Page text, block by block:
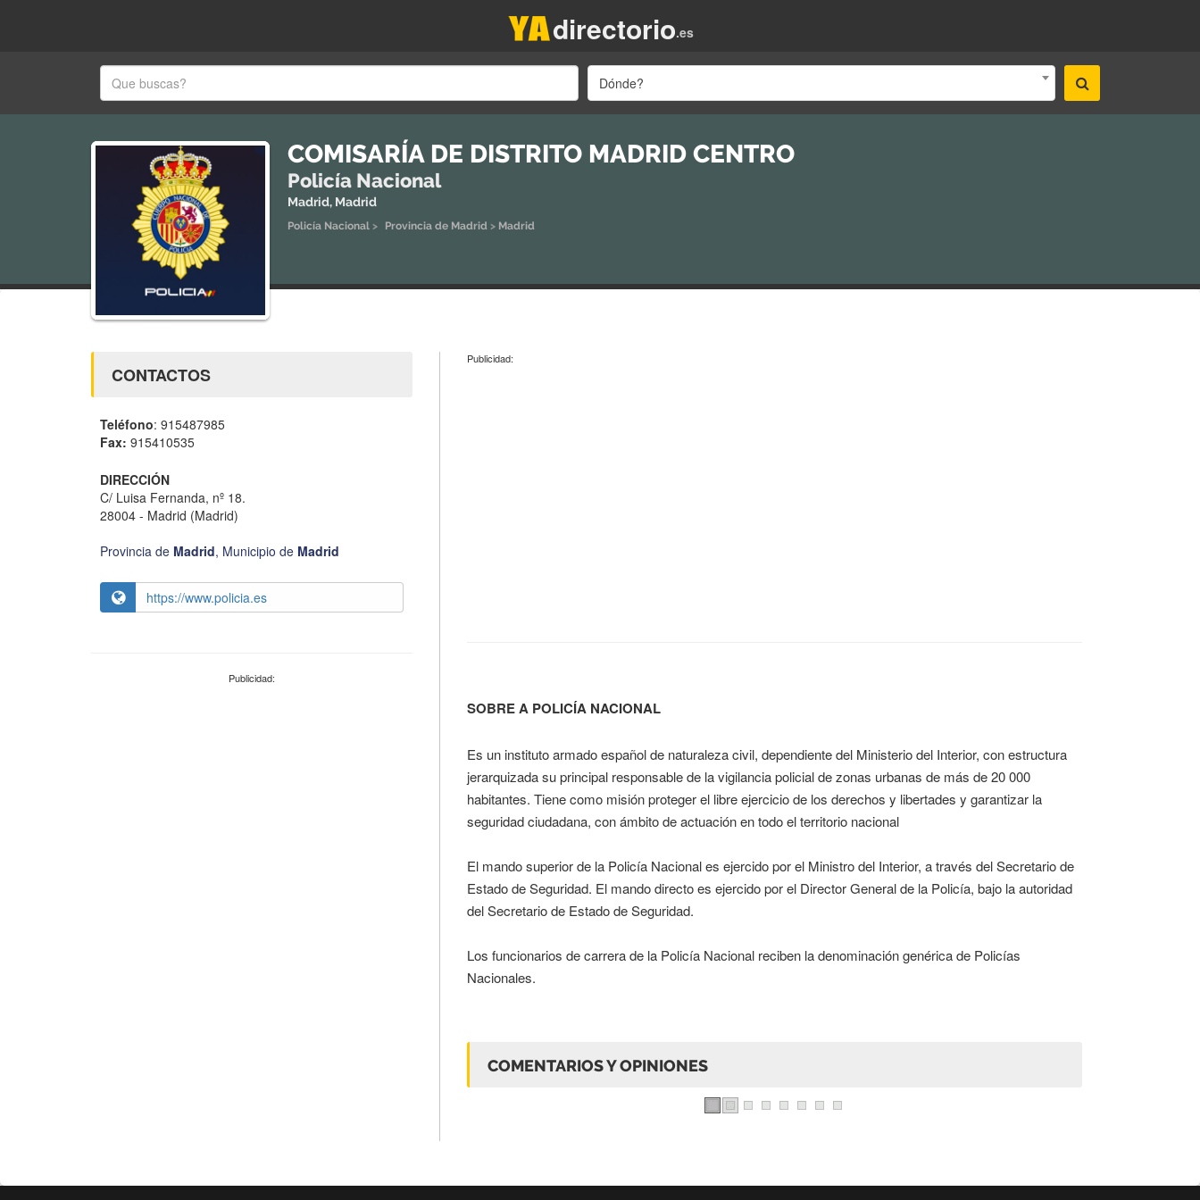
.es
directorio
Dónde?
COMISARÍA DE DISTRITO MADRID CENTRO
Policía Nacional
Madrid, Madrid
Policía Nacional > Provincia de Madrid > Madrid
CONTACTOS
Teléfono: 915487985
Fax: 915410535
DIRECCIÓN
C/ Luisa Fernanda, nº 18.
28004 - Madrid (Madrid)
Provincia de Madrid, Municipio de Madrid
https://www.policia.es
Publicidad:
Publicidad:
SOBRE A POLICÍA NACIONAL
Es un instituto armado español de naturaleza civil, dependiente del Ministerio del Interior, con estructura
jerarquizada su principal responsable de la vigilancia policial de zonas urbanas de más de 20 000
habitantes. Tiene como misión proteger el libre ejercicio de los derechos y libertades y garantizar la
seguridad ciudadana, con ámbito de actuación en todo el territorio nacional
El mando superior de la Policía Nacional es ejercido por el Ministro del Interior, a través del Secretario de
Estado de Seguridad. El mando directo es ejercido por el Director General de la Policía, bajo la autoridad
del Secretario de Estado de Seguridad.
Los funcionarios de carrera de la Policía Nacional reciben la denominación genérica de Policías
Nacionales.
COMENTARIOS Y OPINIONES